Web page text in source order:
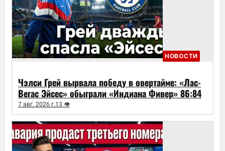
НОВОСТИ
Чэлси Грей вырвала победу в овертайме: «Лас-
Вегас Эйсес» обыграли «Индиана Фивер» 86:84
7 авг. 2026 г.13 👁